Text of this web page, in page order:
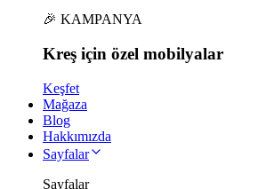
🎉 KAMPANYA
Kreş için özel mobilyalar
Keşfet
Mağaza
Blog
Hakkımızda
Sayfalar
Sayfalar